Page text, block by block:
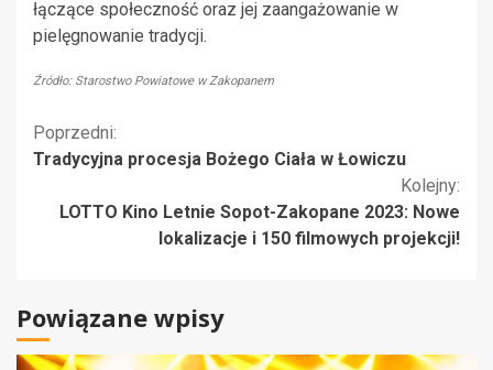
łączące społeczność oraz jej zaangażowanie w
pielęgnowanie tradycji.
Źródło: Starostwo Powiatowe w Zakopanem
Kontynuuj
czytanie
Poprzedni:
Tradycyjna procesja Bożego Ciała w Łowiczu
Kolejny:
LOTTO Kino Letnie Sopot-Zakopane 2023: Nowe
lokalizacje i 150 filmowych projekcji!
Powiązane wpisy